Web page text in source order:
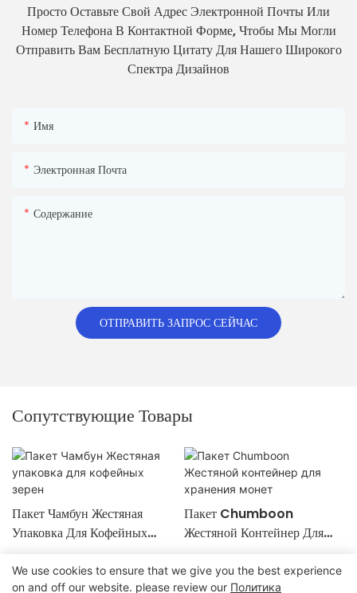
Просто Оставьте Свой Адрес Электронной Почты Или
Номер Телефона В Контактной Форме, Чтобы Мы Могли
Отправить Вам Бесплатную Цитату Для Нашего Широкого
Спектра Дизайнов
Имя
Электронная Почта
Содержание
ОТПРАВИТЬ ЗАПРОС СЕЙЧАС
Сопутствующие Товары
Пакет Чамбун Жестяная
Упаковка Для Кофейных
Пакет Chumboon
Жестяной Контейнер Для
We use cookies to ensure that we give you the best experience
on and off our website. please review our Политика